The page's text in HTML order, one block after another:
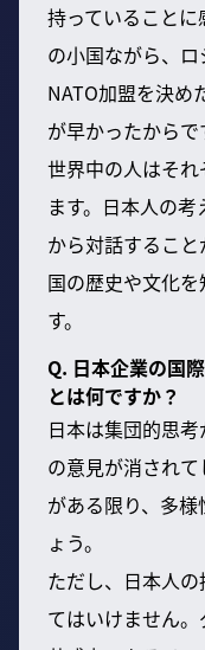
持っていること
の小国ながら、
NATO加盟を決め
が早かったからで
世界中の人はそ
ます。日本人の
から対話するこ
国の歴史や文化
す。
Q. 日本企業の国
とは何ですか？
日本は集団的思
の意見が消され
がある限り、多
ょう。
ただし、日本人
てはいけません。